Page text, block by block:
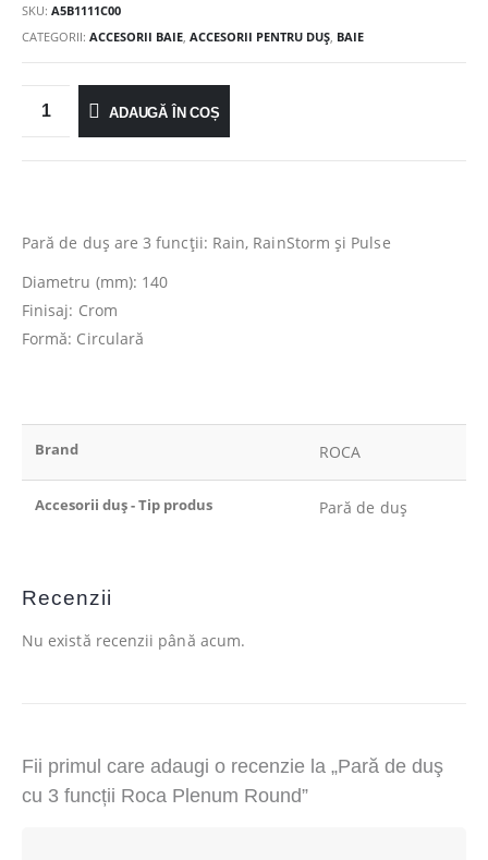
SKU: A5B1111C00
CATEGORII: ACCESORII BAIE ACCESORII PENTRU DUȘ BAIE
ADAUGĂ ÎN COȘ
Pară de duş are 3 funcții: Rain, RainStorm și Pulse
Diametru (mm): 140
Finisaj: Crom
Formă: Circulară
Brand ROCA
Accesorii duș - Tip produs Pară de duș
Recenzii
Nu există recenzii până acum.
Fii primul care adaugi o recenzie la „Pară de duş
cu 3 funcții Roca Plenum Round”